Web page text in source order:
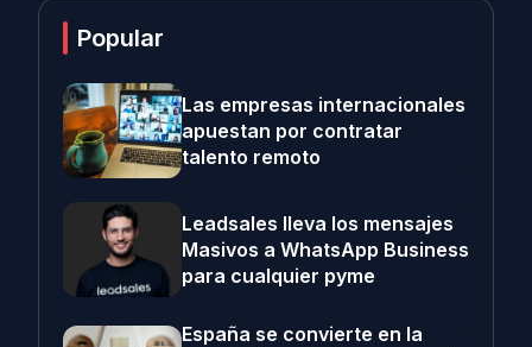
Popular
Las empresas internacionales
apuestan por contratar
talento remoto
Leadsales lleva los mensajes
Masivos a WhatsApp Business
para cualquier pyme
España se convierte en la